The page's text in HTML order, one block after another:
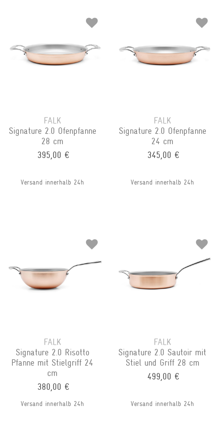
FALK
Signature 2.0 Ofenpfanne
28 cm
395,00 €
Versand innerhalb 24h
FALK
Signature 2.0 Ofenpfanne
24 cm
345,00 €
Versand innerhalb 24h
FALK
Signature 2.0 Risotto
Pfanne mit Stielgriff 24
cm
380,00 €
Versand innerhalb 24h
FALK
Signature 2.0 Sautoir mit
Stiel und Griff 28 cm
499,00 €
Versand innerhalb 24h